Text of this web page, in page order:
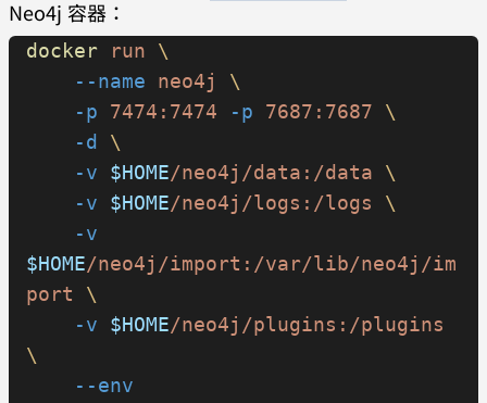
Neo4j 容器：
docker run \
    --name
neo4j
\
    -p
7474:7474 -p 7687:7687 \
    -d
\
    -v
$HOME/neo4j/data:/data \
    -v
$HOME/neo4j/logs:/logs \
    -v
$HOME/neo4j/import:/var/lib/neo4j/im
port \
    -v
$HOME/neo4j/plugins:/plugins
\
    --env